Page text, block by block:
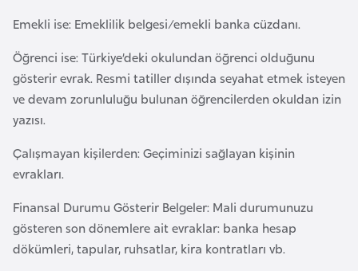
Emekli ise: Emeklilik belgesi/emekli banka cüzdanı.
Öğrenci ise: Türkiye’deki okulundan öğrenci olduğunu
gösterir evrak. Resmi tatiller dışında seyahat etmek isteyen
ve devam zorunluluğu bulunan öğrencilerden okuldan izin
yazısı.
Çalışmayan kişilerden: Geçiminizi sağlayan kişinin
evrakları.
Finansal Durumu Gösterir Belgeler: Mali durumunuzu
gösteren son dönemlere ait evraklar: banka hesap
dökümleri, tapular, ruhsatlar, kira kontratları vb.
k
B
e
i
n
B
o